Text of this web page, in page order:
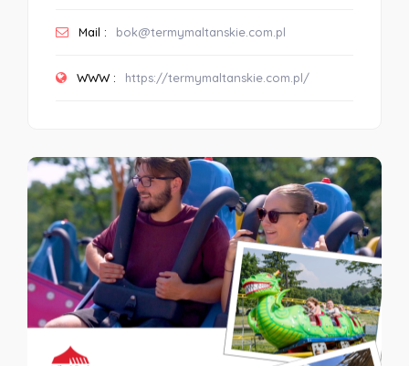
Mail : bok@termymaltanskie.com.pl
WWW : https://termymaltanskie.com.pl/